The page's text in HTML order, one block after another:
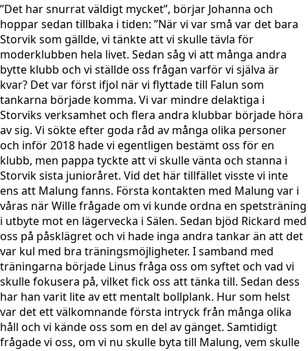
”Det har snurrat väldigt mycket”, börjar Johanna och
hoppar sedan tillbaka i tiden: ”När vi var små var det bara
Storvik som gällde, vi tänkte att vi skulle tävla för
moderklubben hela livet. Sedan såg vi att många andra
bytte klubb och vi ställde oss frågan varför vi själva är
kvar? Det var först ifjol när vi flyttade till Falun som
tankarna började komma. Vi var mindre delaktiga i
Storviks verksamhet och flera andra klubbar började höra
av sig. Vi sökte efter goda råd av många olika personer
och inför 2018 hade vi egentligen bestämt oss för en
klubb, men pappa tyckte att vi skulle vänta och stanna i
Storvik sista junioråret. Vid det här tillfället visste vi inte
ens att Malung fanns. Första kontakten med Malung var i
våras när Wille frågade om vi kunde ordna en spetsträning
i utbyte mot en lägervecka i Sälen. Sedan bjöd Rickard med
oss på påsklägret och vi hade inga andra tankar än att det
var kul med bra träningsmöjligheter. I samband med
träningarna började Linus fråga oss om syftet och vad vi
skulle fokusera på, vilket fick oss att tänka till. Sedan dess
har han varit lite av ett mentalt bollplank. Hur som helst
var det ett välkomnande första intryck från många olika
håll och vi kände oss som en del av gänget. Samtidigt
frågade vi oss, om vi nu skulle byta till Malung, vem skulle